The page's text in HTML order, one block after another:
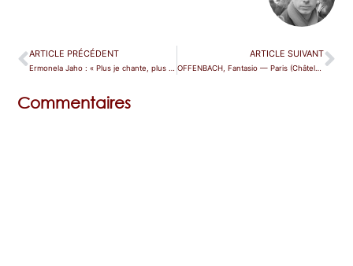
ARTICLE PRÉCÉDENT ARTICLE SUIVANT
OFFENBACH, Fantasio — Paris (Châtelet)
Commentaires